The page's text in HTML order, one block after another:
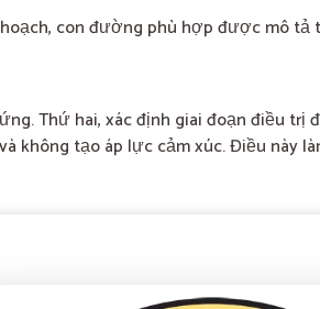
con đường phù hợp được mô tả
Thứ hai, xác định giai đoạn điều
không tạo áp lực cảm xúc. Điều